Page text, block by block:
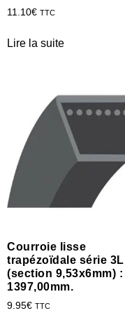
11.10€ TTC
Lire la suite
Courroie lisse
trapézoïdale série 3L
(section 9,53x6mm) :
1397,00mm.
9.95€ TTC